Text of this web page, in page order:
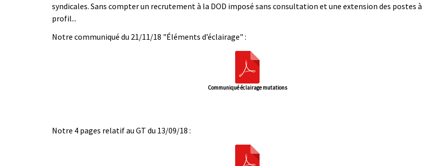
syndicales. Sans compter un recrutement à la DOD imposé sans consultation et une extension des postes à
profil...
Notre communiqué du 21/11/18 "Éléments d’éclairage" :
Communiqué éclairage mutations
Notre 4 pages relatif au GT du 13/09/18 :